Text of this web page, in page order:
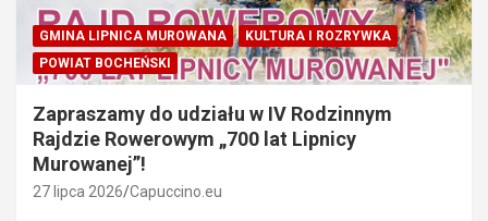
GMINA LIPNICA MUROWANA
KULTURA I ROZRYWKA
POWIAT BOCHEŃSKI
Zapraszamy do udziału w IV Rodzinnym
Rajdzie Rowerowym „700 lat Lipnicy
Murowanej”!
27 lipca 2026 Capuccino.eu